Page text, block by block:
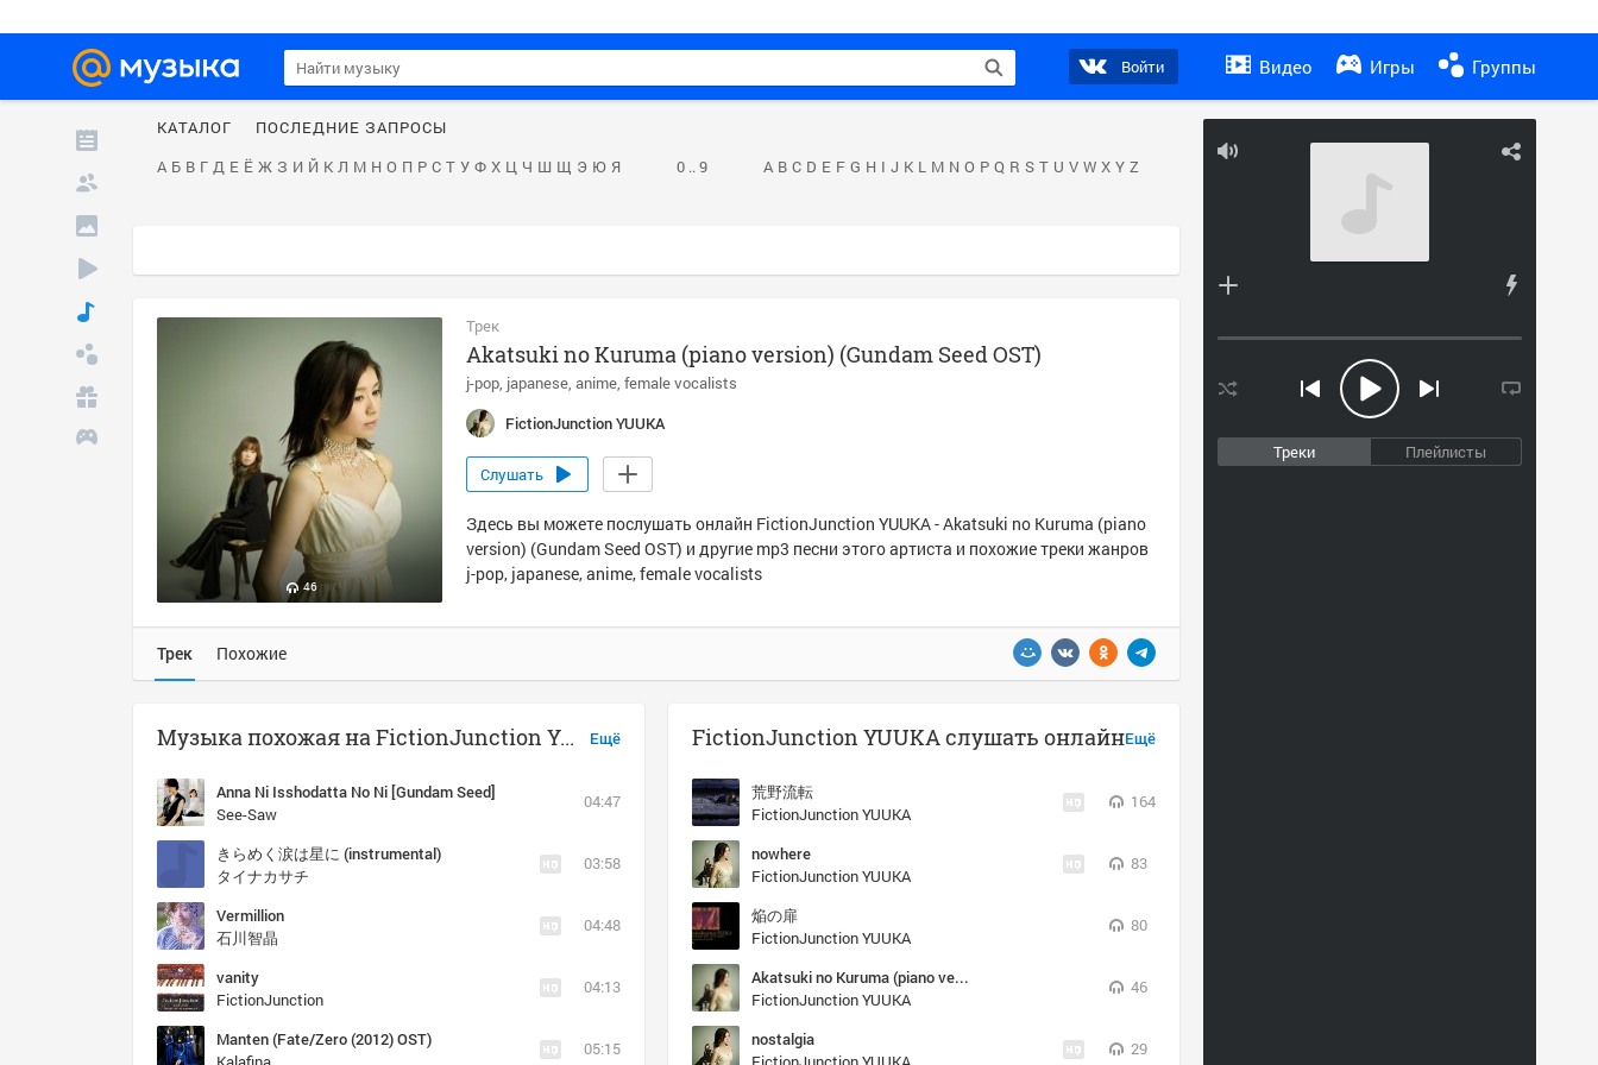
Войти Видео Игры Группы
Треки Плейлисты
КАТАЛОГ
ПОСЛЕДНИЕ ЗАПРОСЫ
А Б В Г Д Е Ё Ж З И Й К Л М Н О П Р С Т У Ф Х Ц Ч Ш Щ Э Ю Я 0 .. 9 A B C D E F G H I J K L M N O P Q R S T U V W X Y Z
46
Трек
Akatsuki no Kuruma (piano version) (Gundam Seed OST)
j-pop japanese anime female vocalists
FictionJunction YUUKA
Слушать
Здесь вы можете послушать онлайн FictionJunction YUUKA - Akatsuki no Kuruma (piano
version) (Gundam Seed OST) и другие mp3 песни этого артиста и похожие треки жанров
j-pop, japanese, anime, female vocalists
Трек Похожие
Ещё
Музыка похожая на FictionJunction YUUKA - Akatsuki no Kuruma (piano version) (Gundam Seed OST)
Anna Ni Isshodatta No Ni [Gundam Seed]
See-Saw
04:47
きらめく涙は星に (instrumental)
タイナカサチ
03:58
Vermillion
石川智晶
04:48
vanity
FictionJunction
04:13
Manten (Fate/Zero (2012) OST)
05:15
Ещё
FictionJunction YUUKA слушать онлайн
荒野流転
FictionJunction YUUKA
164
nowhere
FictionJunction YUUKA
83
焔の扉
FictionJunction YUUKA
80
Akatsuki no Kuruma (piano version) (Gundam Seed OST)
FictionJunction YUUKA
46
nostalgia
29